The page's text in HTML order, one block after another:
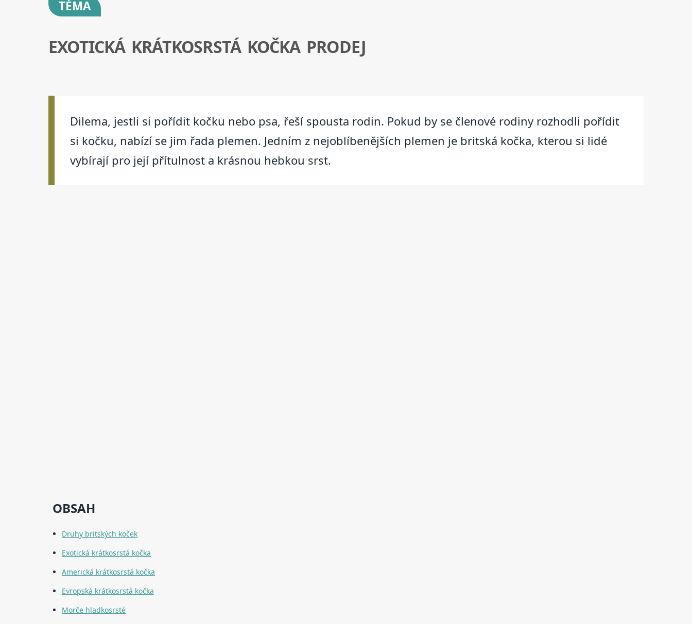
TÉMA
EXOTICKÁ KRÁTKOSRSTÁ KOČKA PRODEJ
Dilema, jestli si pořídit kočku nebo psa, řeší spousta rodin. Pokud by se členové rodiny rozhodli pořídit
si kočku, nabízí se jim řada plemen. Jedním z nejoblíbenějších plemen je britská kočka, kterou si lidé
vybírají pro její přítulnost a krásnou hebkou srst.
OBSAH
Druhy britských koček
Exotická krátkosrstá kočka
Americká krátkosrstá kočka
Evropská krátkosrstá kočka
Morče hladkosrsté